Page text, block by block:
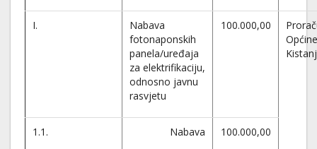
I.
Nabava
fotonaponskih
panela/uređaja
za elektrifikaciju,
odnosno javnu
rasvjetu
100.000,00
Općine
1.1. Nabava 100.000,00